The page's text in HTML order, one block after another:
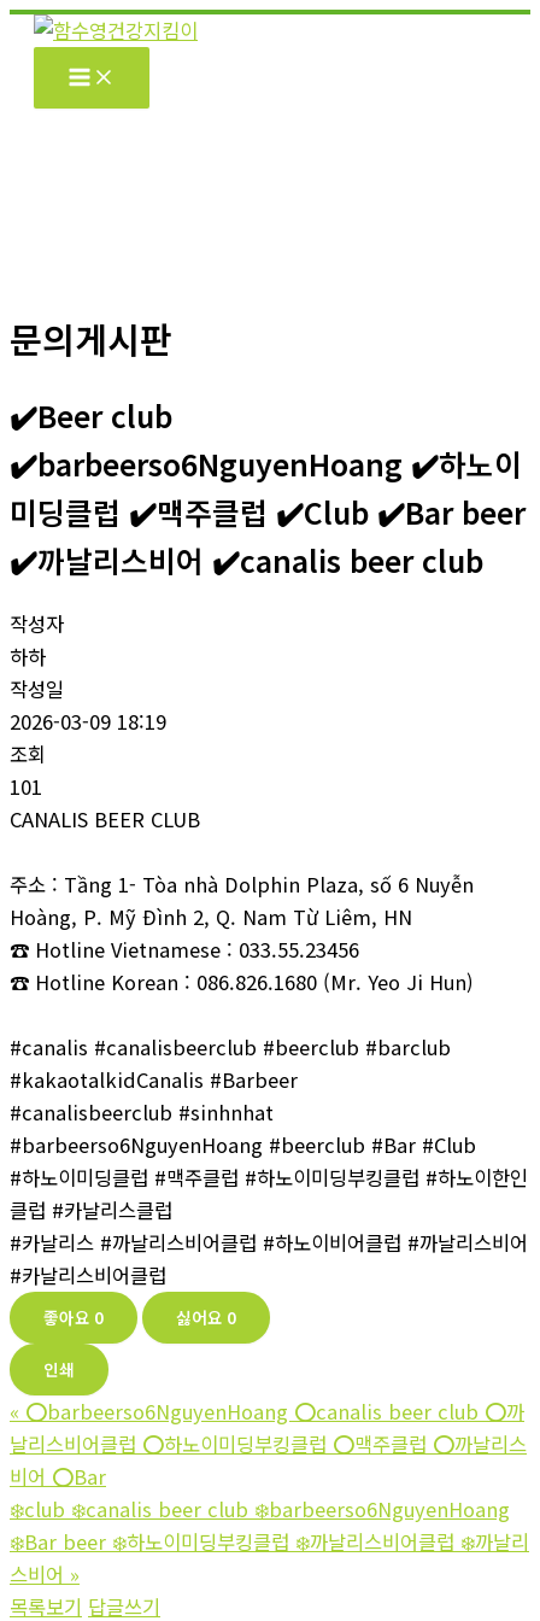
콘
문의게시판
✔️Beer club
✔️barbeerso6NguyenHoang ✔️하노이
미딩클럽 ✔️맥주클럽 ✔️Club ✔️Bar beer
✔️까날리스비어 ✔️canalis beer club
작성자
하하
작성일
2026-03-09 18:19
조회
101
CANALIS BEER CLUB
주소 : Tầng 1- Tòa nhà Dolphin Plaza, số 6 Nuyễn
Hoàng, P. Mỹ Đình 2, Q. Nam Từ Liêm, HN
☎ Hotline Vietnamese : 033.55.23456
☎ Hotline Korean : 086.826.1680 (Mr. Yeo Ji Hun)
#canalis #canalisbeerclub #beerclub #barclub
#kakaotalkidCanalis #Barbeer
#canalisbeerclub #sinhnhat
#barbeerso6NguyenHoang #beerclub #Bar #Club
#하노이미딩클럽 #맥주클럽 #하노이미딩부킹클럽 #하노이한인
클럽 #카날리스클럽
#카날리스 #까날리스비어클럽 #하노이비어클럽 #까날리스비어
#카날리스비어클럽
좋아요 0 싫어요 0
인쇄
« ⭕️barbeerso6NguyenHoang ⭕️canalis beer club ⭕️까
날리스비어클럽 ⭕️하노이미딩부킹클럽 ⭕️맥주클럽 ⭕️까날리스
비어 ⭕️Bar
❄️club ❄️canalis beer club ❄️barbeerso6NguyenHoang
❄️Bar beer ❄️하노이미딩부킹클럽 ❄️까날리스비어클럽 ❄️까날리
스비어 »
목록보기 답글쓰기